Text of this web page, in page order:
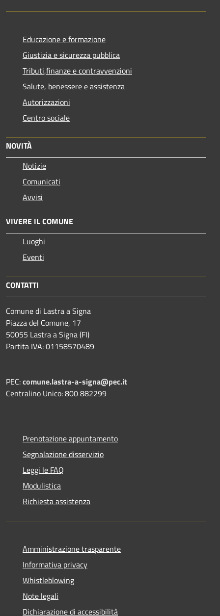
Educazione e formazione
Giustizia e sicurezza pubblica
Tributi,finanze e contravvenzioni
Salute, benessere e assistenza
Autorizzazioni
Centro sociale
NOVITÀ
Notizie
Comunicati
Avvisi
VIVERE IL COMUNE
Luoghi
Eventi
CONTATTI
Comune di Lastra a Signa
Piazza del Comune, 17
50055 Lastra a Signa (FI)
Partita IVA: 01158570489
PEC:comune.lastra-a-signa@pec.it
Centralino Unico: 800 882299
Prenotazione appuntamento
Segnalazione disservizio
Leggi le FAQ
Modulistica
Richiesta assistenza
Amministrazione trasparente
Informativa privacy
Whistleblowing
Note legali
Dichiarazione di accessibilità